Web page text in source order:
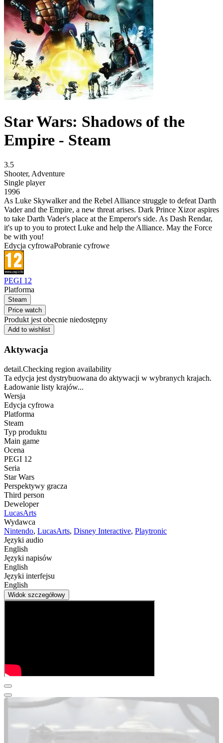
Star Wars: Shadows of the
Empire - Steam
3.5
Shooter, Adventure
Single player
1996
As Luke Skywalker and the Rebel Alliance struggle to defeat Darth
Vader and the Empire, a new threat arises. Dark Prince Xizor aspires
to take Darth Vader's place at the Emperor's side. As Dash Rendar,
it's up to you to protect Luke and help the Alliance. May the Force
be with you!
Edycja cyfrowaPobranie cyfrowe
PEGI 12
Platforma
Steam
Price watch
Produkt jest obecnie niedostępny
Add to wishlist
Aktywacja
detail.Checking region availability
Ta edycja jest dystrybuowana do aktywacji w wybranych krajach.
Ładowanie listy krajów...
Wersja
Edycja cyfrowa
Platforma
Steam
Typ produktu
Main game
Ocena
PEGI 12
Seria
Star Wars
Perspektywy gracza
Third person
Deweloper
LucasArts
Wydawca
Nintendo, LucasArts, Disney Interactive, Playtronic
Języki audio
English
Języki napisów
English
Języki interfejsu
English
Widok szczegółowy